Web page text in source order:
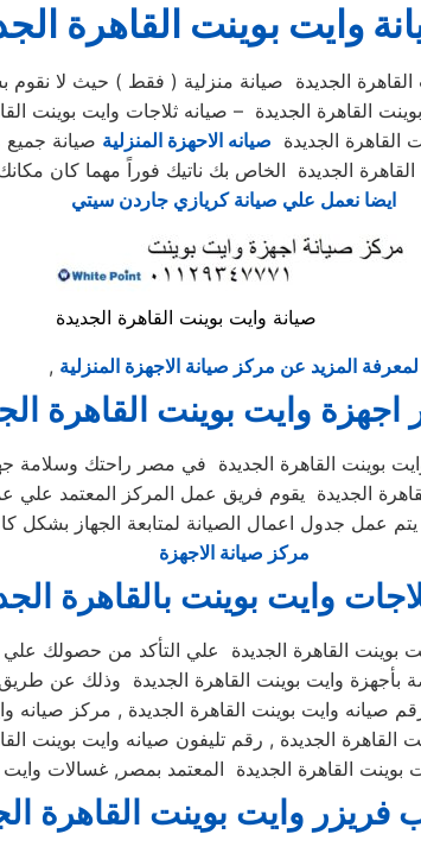
وايت بوينت القاهرة
الجديدة صيانة منزلية ( فقط ) حيث لا
القاهرة الجديدة – صيانه ثلاجات وايت بوينت
الجديدة صيانه الاحهزة المنزلية صيانة جميع
ايضا نعمل علي صيانة كريازي جاردن سيتي
صيانة وايت بوينت القاهرة الجديدة
, لمعرفة المزيد عن مركز صيانة الاجهزة المنزلية
اجهزة وايت بوينت القاهرة
بوينت القاهرة الجديدة في مصر راحتك وسلامة
الجديدة يقوم فريق عمل المركز المعتمد
مركز صيانة الاجهزة
وايت بوينت بالقاهرة
بوينت القاهرة الجديدة علي التأكد من حصولك
بأجهزة وايت بوينت القاهرة الجديدة وذلك عن
صيانه وايت بوينت القاهرة الجديدة , مركز صيانه
الجديدة , رقم تليفون صيانه وايت بوينت
القاهرة الجديدة المعتمد بمصر, غسالات وايت
فريزر وايت بوينت القاهرة